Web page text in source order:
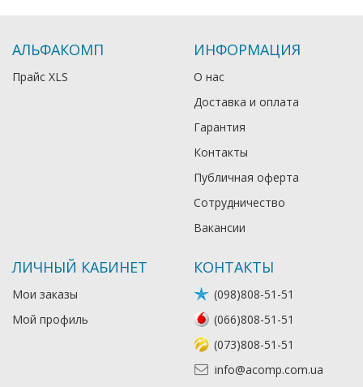
АЛЬФАКОМП
Прайс XLS
ИНФОРМАЦИЯ
О нас
Доставка и оплата
Гарантия
Контакты
Публичная оферта
Сотрудничество
Вакансии
ЛИЧНЫЙ КАБИНЕТ
Мои заказы
Мой профиль
КОНТАКТЫ
(098)808-51-51
(066)808-51-51
(073)808-51-51
info@acomp.com.ua